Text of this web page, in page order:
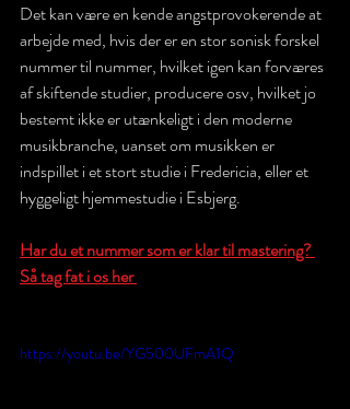
Det kan være en kende angstprovokerende at
arbejde med, hvis der er en stor sonisk forskel
nummer til nummer, hvilket igen kan forværes
af skiftende studier, producere osv, hvilket jo
bestemt ikke er utænkeligt i den moderne
musikbranche, uanset om musikken er
indspillet i et stort studie i Fredericia, eller et
hyggeligt hjemmestudie i Esbjerg.
Har du et nummer som er klar til mastering?
Så tag fat i os her
https://youtu.be/YG500UFmA1Q